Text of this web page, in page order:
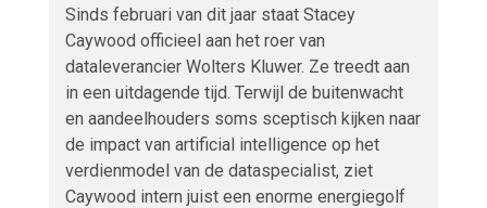
Sinds februari van dit jaar staat Stacey
Caywood officieel aan het roer van
dataleverancier Wolters Kluwer. Ze treedt aan
in een uitdagende tijd. Terwijl de buitenwacht
en aandeelhouders soms sceptisch kijken naar
de impact van artificial intelligence op het
verdienmodel van de dataspecialist, ziet
Caywood intern juist een enorme energiegolf